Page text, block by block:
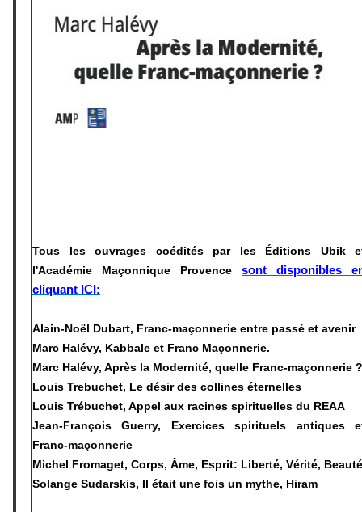
Tous les ouvrages coédités par les Éditions Ubik
l'Académie Maçonnique Provence
sont disponibles
cliquant ICI:
Alain-Noël Dubart, Franc-maçonnerie entre passé et avenir
Marc Halévy, Kabbale et Franc Maçonnerie.
Marc Halévy, Après la Modernité, quelle Franc-maçonnerie ?
Louis Trebuchet, Le désir des collines éternelles
Louis Trébuchet, Appel aux racines spirituelles du REAA
Jean-François Guerry, Exercices spirituels antiques
Franc-maçonnerie
Michel Fromaget, Corps, Âme, Esprit: Liberté, Vérité, Beauté
Solange Sudarskis, Il était une fois un mythe, Hiram